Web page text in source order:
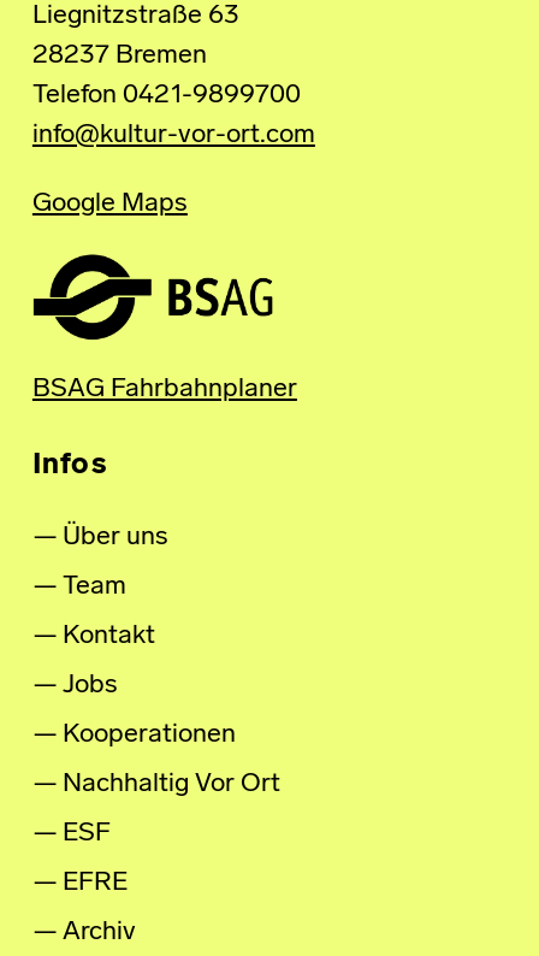
Liegnitzstraße 63
28237 Bremen
Telefon 0421-9899700
info@kultur-vor-ort.com
Google Maps
BSAG Fahrbahnplaner
Infos
Über uns
Team
Kontakt
Jobs
Kooperationen
Nachhaltig Vor Ort
ESF
EFRE
Archiv